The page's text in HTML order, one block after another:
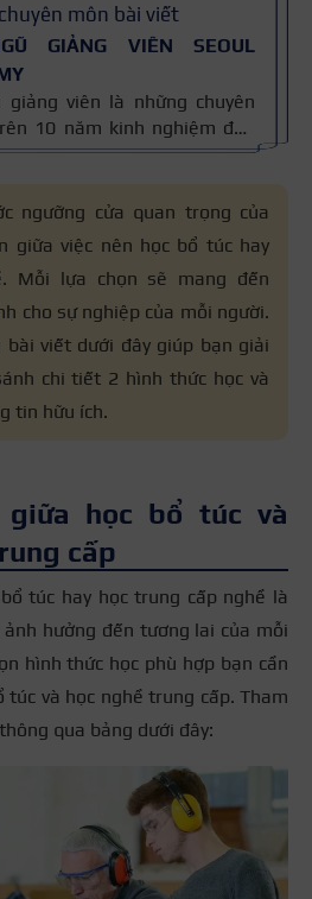
môn bài viết
GIẢNG VIÊN SEOUL
viên là những chuyên
10 năm kinh nghiệm đào
và kiến thức thẩm mỹ
điểm, tóc. Nội dung bài
xây dựng dựa trên giáo trình
và kinh nghiệm giảng dạy
đồng thời được cập nhật
để đảm bảo tính chính
ngưỡng cửa quan trọng của
giữa việc nên học bổ túc hay
Mỗi lựa chọn sẽ mang đến
cho sự nghiệp của mỗi người.
bài viết dưới đây giúp bạn giải
chi tiết 2 hình thức học và
tin hữu ích.
giữa học bổ túc và
cấp
túc hay học trung cấp nghề là
hưởng đến tương lai của mỗi
hình thức học phù hợp bạn cần
và học nghề trung cấp. Tham
qua bảng dưới đây: